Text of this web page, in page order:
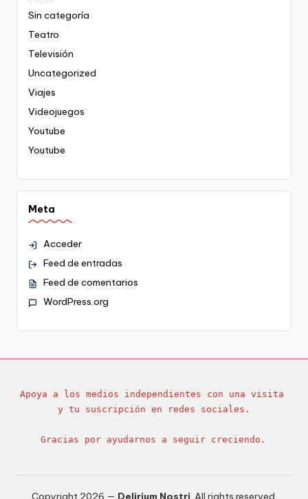
Sin categoría
Teatro
Televisión
Uncategorized
Viajes
Videojuegos
Youtube
Youtube
Meta
Acceder
Feed de entradas
Feed de comentarios
WordPress.org
Apoya a los medios independientes con una visita
y tu suscripción en redes sociales.
Gracias por ayudarnos a seguir creciendo.
Copyright 2026 — Delirium Nostri . All rights reserved.